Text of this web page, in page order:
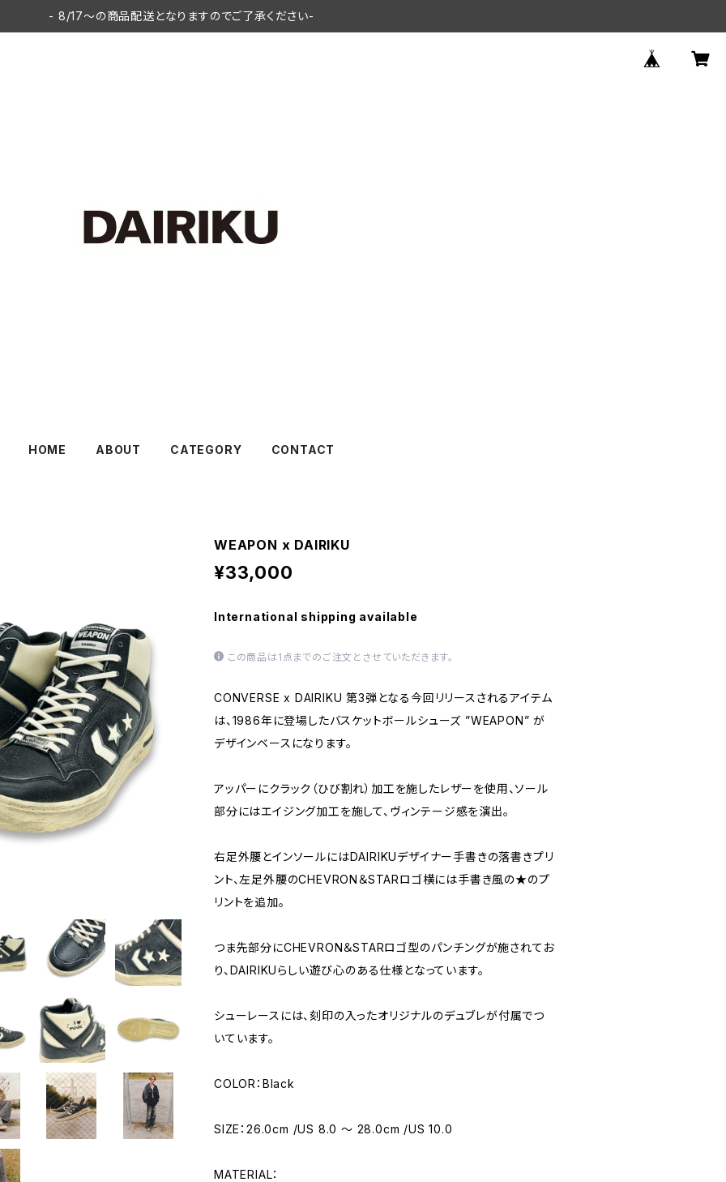
- 8/17〜の商品配送となりますのでご了承ください-
HOME ABOUT CATEGORY CONTACT
WEAPON x DAIRIKU
¥33,000
International shipping available
この商品は1点までのご注文とさせていただきます。
CONVERSE x DAIRIKU 第3弾となる今回リリースされるアイテム
は、1986年に登場したバスケットボールシューズ ”WEAPON” が
デザインベースになります。
アッパーにクラック（ひび割れ）加工を施したレザーを使用、ソール
部分にはエイジング加工を施して、ヴィンテージ感を演出。
右足外腰とインソールにはDAIRIKUデザイナー手書きの落書きプリ
ント、左足外腰のCHEVRON＆STARロゴ横には手書き風の★のプ
リントを追加。
つま先部分にCHEVRON＆STARロゴ型のパンチングが施されてお
り、DAIRIKUらしい遊び心のある仕様となっています。
シューレースには、刻印の入ったオリジナルのデュブレが付属でつ
いています。
COLOR：Black
SIZE：26.0cm /US 8.0 〜 28.0cm /US 10.0
MATERIAL：